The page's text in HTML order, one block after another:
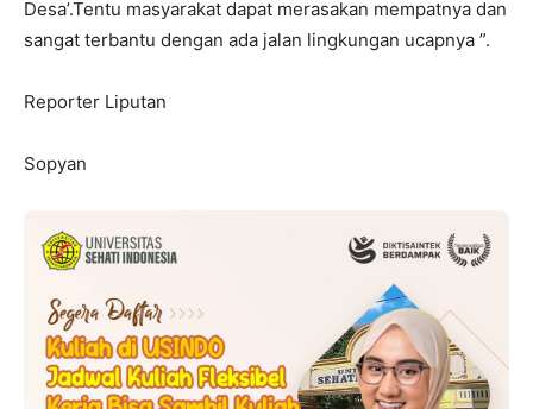
Desa’.Tentu masyarakat dapat merasakan mempatnya dan
sangat terbantu dengan ada jalan lingkungan ucapnya ”.
Reporter Liputan
Sopyan